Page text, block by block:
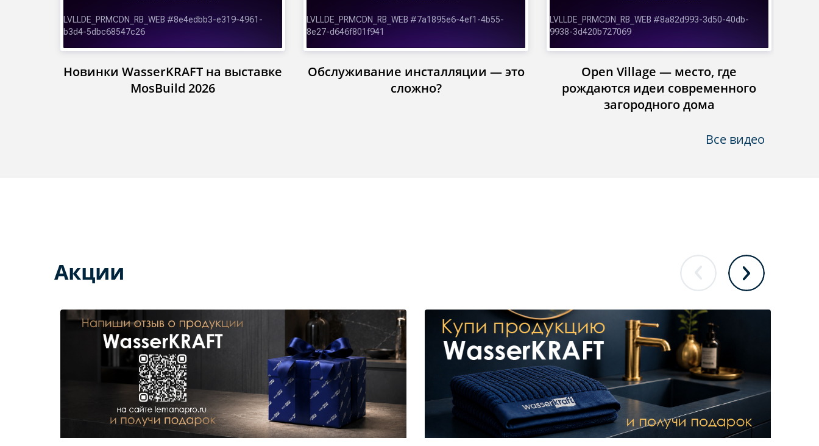
Новинки WasserKRAFT на выставке
MosBuild 2026
Обслуживание инсталляции — это
сложно?
Open Village — место, где
рождаются идеи современного
загородного дома
Все видео
Акции